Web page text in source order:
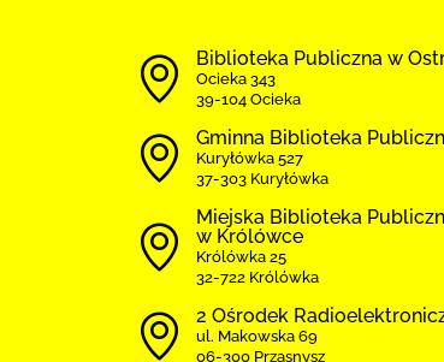
Biblioteka Publiczna w
Ocieka 343
39-104 Ocieka
Gminna Biblioteka
Kuryłówka 527
37-303 Kuryłówka
Miejska Biblioteka
w Królówce
Królówka 25
32-722 Królówka
2 Ośrodek
ul. Makowska 69
06-300 Przasnysz